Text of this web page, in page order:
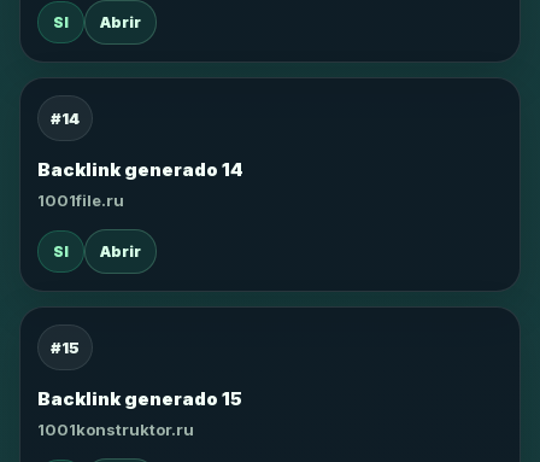
SI Abrir
#14
Backlink generado 14
1001file.ru
SI Abrir
#15
Backlink generado 15
1001konstruktor.ru